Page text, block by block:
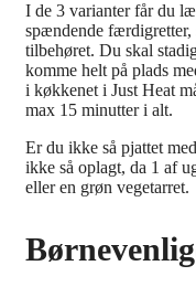
I de 3 varianter får du
spændende færdigretter,
tilbehøret. Du skal
komme helt på plads
i køkkenet i Just Heat
max 15 minutter i alt.
Er du ikke så pjattet
ikke så oplagt, da 1 af
eller en grøn vegetarret.